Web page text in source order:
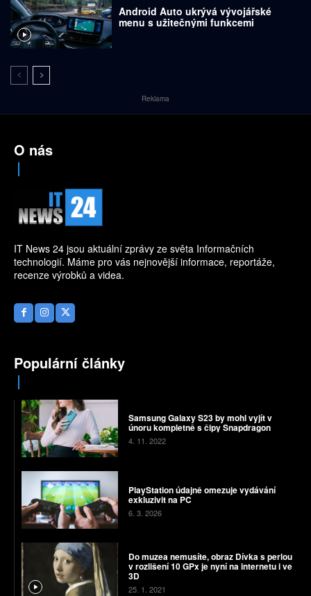
Android Auto ukrývá vývojářské
menu s užitečnými funkcemi
Reklama
O nás
IT News 24 jsou aktuální zprávy ze světa Informačních
technologií. Máme pro vás nejnovější informace, reportáže,
recenze výrobků a videa.
Populární články
Samsung Galaxy S23 by mohl vyjít v
únoru kompletně s čipy Snapdragon
4. 11. 2022
PlayStation údajně omezuje vydávání
exkluzivit na PC
6. 3. 2026
Do muzea nemusíte, obraz Dívka s perlou
v rozlišení 10 GPx je nyní na internetu i ve
3D
25. 1. 2021